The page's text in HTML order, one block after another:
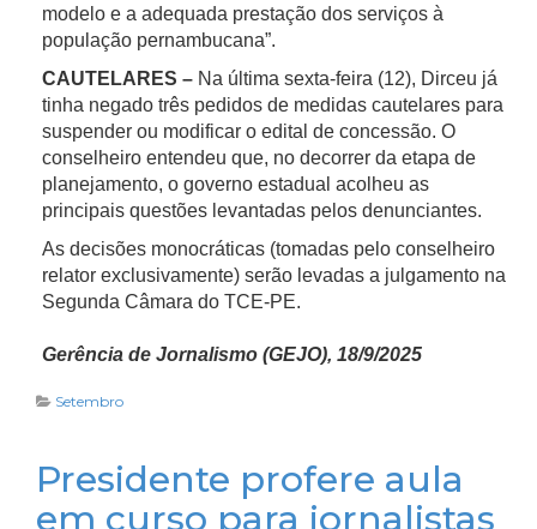
modelo e a adequada prestação dos serviços à
população pernambucana”.
CAUTELARES – Na última sexta-feira (12), Dirceu já
tinha negado três pedidos de medidas cautelares para
suspender ou modificar o edital de concessão. O
conselheiro entendeu que, no decorrer da etapa de
planejamento, o governo estadual acolheu as
principais questões levantadas pelos denunciantes.
As decisões monocráticas (tomadas pelo conselheiro
relator exclusivamente) serão levadas a julgamento na
Segunda Câmara do TCE-PE.
Gerência de Jornalismo (GEJO), 18/9/2025
Setembro
Presidente profere aula
em curso para jornalistas